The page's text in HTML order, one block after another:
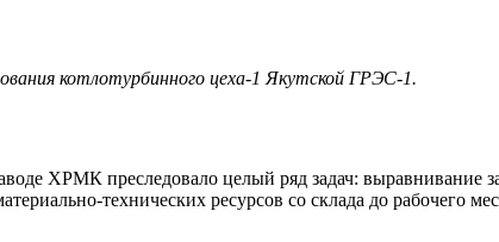
котлотурбинного цеха-1 Якутской ГРЭС-1.
ХРМК преследовало целый ряд задач: выравнивание
технических ресурсов со склада до рабочего